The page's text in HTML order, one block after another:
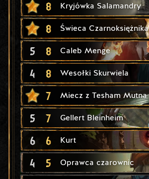
8 Kryjówka Salamandry
8 Świeca Czarnoksiężnika
5 8 Caleb Menge
4 8 Wesołki Skurwiela
7 Miecz z Tesham Mutna
5 7 Gellert Bleinheim
6 6 Kurt
4 5 Oprawca czarownic